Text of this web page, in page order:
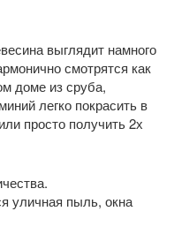
выглядит намного
смотрятся как
доме из сруба,
легко покрасить в
просто получить 2х
уличная пыль, окна